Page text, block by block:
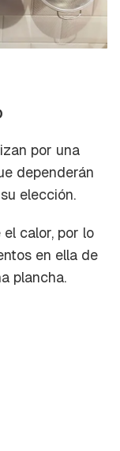
por una
dependerán
elección.
calor, por lo
en ella de
plancha.